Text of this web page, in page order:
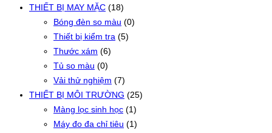
THIẾT BỊ MAY MẶC (18)
Bóng đèn so màu (0)
Thiết bị kiểm tra (5)
Thước xám (6)
Tủ so màu (0)
Vải thử nghiệm (7)
THIẾT BỊ MÔI TRƯỜNG (25)
Màng lọc sinh học (1)
Máy đo đa chỉ tiêu (1)